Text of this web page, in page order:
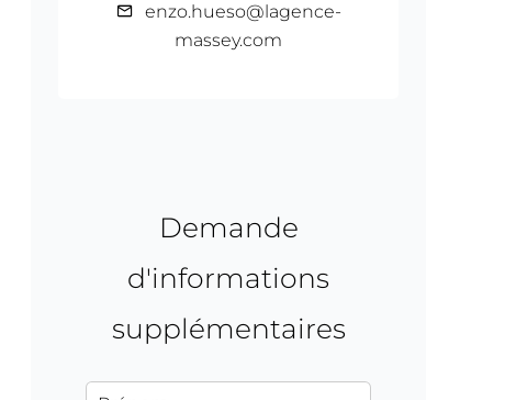
enzo.hueso@lagence-
massey.com
Demande
d'informations
supplémentaires